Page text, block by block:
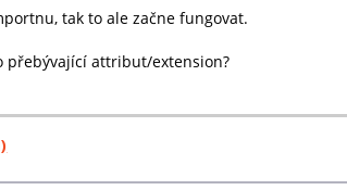
tak to ale začne fungovat.
přebývající attribut/extension?